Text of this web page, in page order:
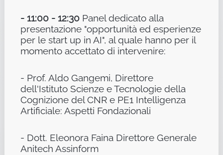
- 11:00 - 12:30Panel dedicato alla
presentazione "opportunità ed esperienze
per le start up in AI", al quale hanno per il
momento accettato di intervenire:
- Prof. Aldo Gangemi, Direttore
dell'Istituto Scienze e Tecnologie della
Cognizione del CNR e PE1 Intelligenza
Artificiale: Aspetti Fondazionali
- Dott. Eleonora Faina Direttore Generale
Anitech Assinform